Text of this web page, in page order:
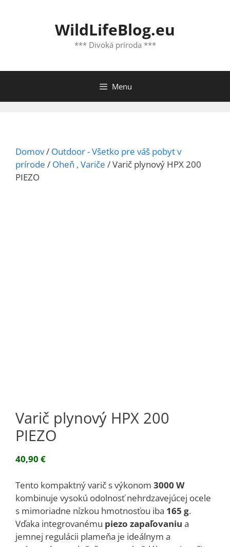
WildLifeBlog.eu
*** Divoká príroda ***
Menu
Domov/ Outdoor - Všetko pre váš pobyt v
prírode / Oheň , Variče / Varič plynový HPX 200
PIEZO
Varič plynový HPX 200
PIEZO
40,90 €
Tento kompaktný varič s výkonom 3000 W
kombinuje vysokú odolnosť nehrdzavejúcej ocele
s mimoriadne nízkou hmotnosťou iba 165 g.
Vďaka integrovanému piezo zapaľovaniu a
jemnej regulácii plameňa je ideálnym a